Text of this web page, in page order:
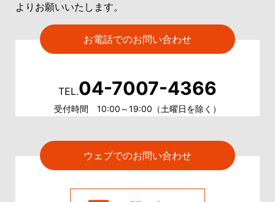
よりお願いいたします。
お電話でのお問い合わせ
TEL.04-7007-4366
受付時間 10:00～19:00（土曜日を除く）
ウェブでのお問い合わせ